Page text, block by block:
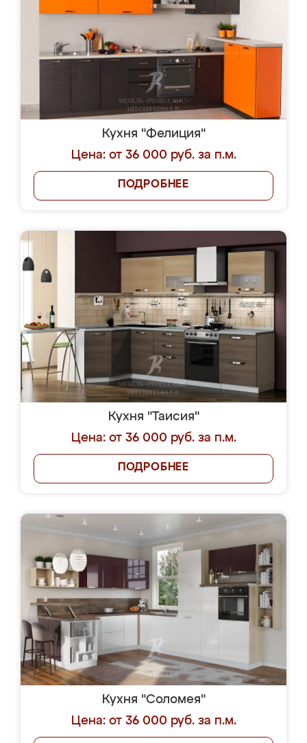
Кухня "Фелиция"
Цена: от 36 000 руб. за п.м.
ПОДРОБНЕЕ
Кухня "Таисия"
Цена: от 36 000 руб. за п.м.
ПОДРОБНЕЕ
Кухня "Соломея"
Цена: от 36 000 руб. за п.м.